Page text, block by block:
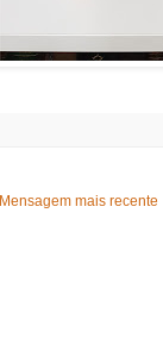
Mensagem mais recente